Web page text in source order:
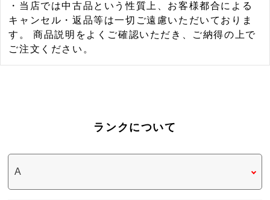
・当店では中古品という性質上、お客様都合による
キャンセル・返品等は一切ご遠慮いただいておりま
す。 商品説明をよくご確認いただき、ご納得の上で
ご注文ください。
ランクについて